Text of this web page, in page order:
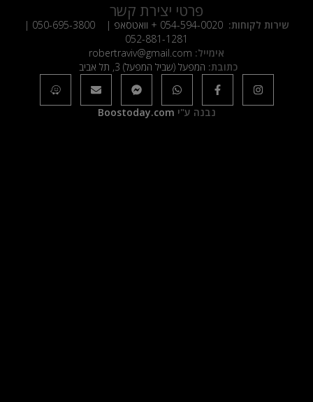
פרטי יצירת קשר
שירות לקוחות: 054-594-0020 + וואטסאפ | 050-695-3800
|
052-881-1281
אימייל: robertraviv@gmail.com
כתובת: המפעל (שביל המפעל) 3, תל אביב
נבנה ע"י Boostoday.com